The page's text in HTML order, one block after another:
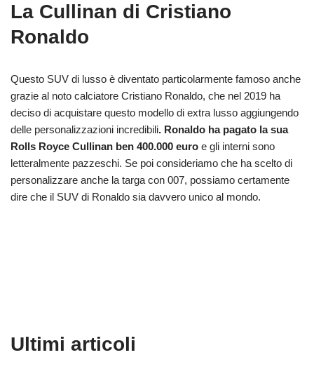
La Cullinan di Cristiano
Ronaldo
Questo SUV di lusso è diventato particolarmente famoso anche
grazie al noto calciatore Cristiano Ronaldo, che nel 2019 ha
deciso di acquistare questo modello di extra lusso aggiungendo
delle personalizzazioni incredibili. Ronaldo ha pagato la sua
Rolls Royce Cullinan ben 400.000 euro e gli interni sono
letteralmente pazzeschi. Se poi consideriamo che ha scelto di
personalizzare anche la targa con 007, possiamo certamente
dire che il SUV di Ronaldo sia davvero unico al mondo.
Ultimi articoli